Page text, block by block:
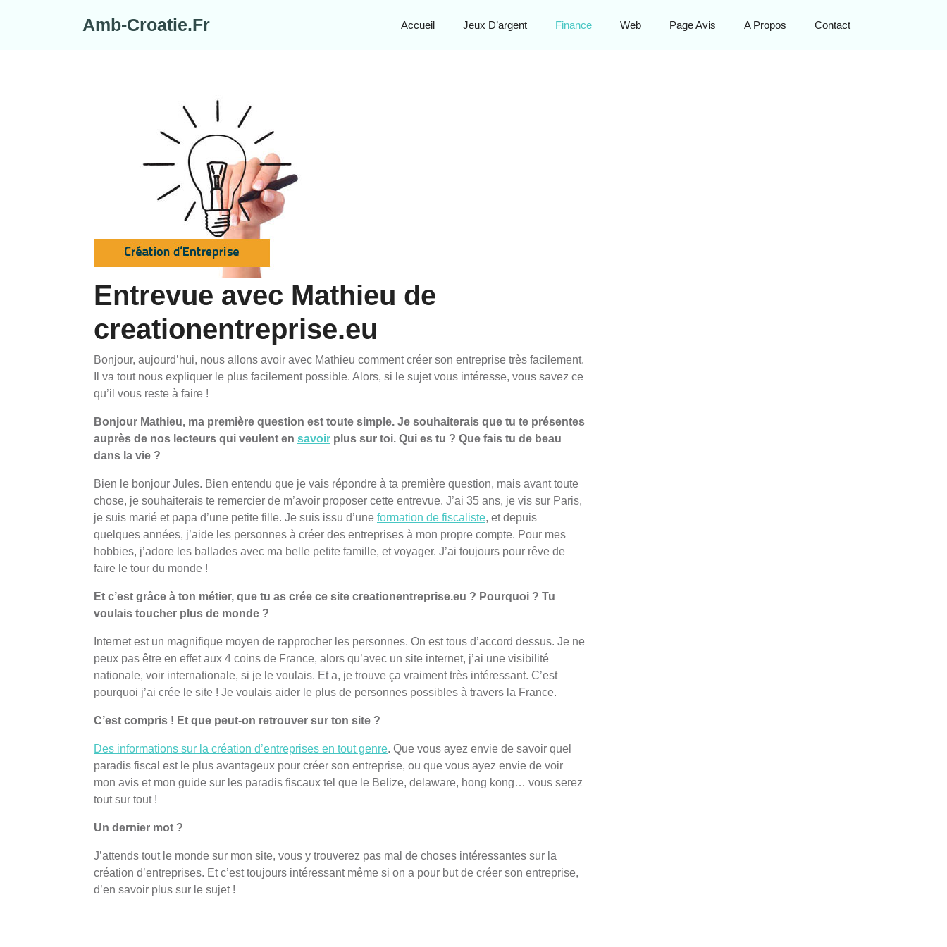
Amb-Croatie.Fr Accueil Jeux D’argent Finance Web Page Avis A Propos Contact
Entrevue avec Mathieu de
creationentreprise.eu
Bonjour, aujourd’hui, nous allons avoir avec Mathieu comment créer son entreprise très facilement.
Il va tout nous expliquer le plus facilement possible. Alors, si le sujet vous intéresse, vous savez ce
qu’il vous reste à faire !
Bonjour Mathieu, ma première question est toute simple. Je souhaiterais que tu te présentes
auprès de nos lecteurs qui veulent en savoir plus sur toi. Qui es tu ? Que fais tu de beau
dans la vie ?
Bien le bonjour Jules. Bien entendu que je vais répondre à ta première question, mais avant toute
chose, je souhaiterais te remercier de m’avoir proposer cette entrevue. J’ai 35 ans, je vis sur Paris,
je suis marié et papa d’une petite fille. Je suis issu d’une formation de fiscaliste, et depuis
quelques années, j’aide les personnes à créer des entreprises à mon propre compte. Pour mes
hobbies, j’adore les ballades avec ma belle petite famille, et voyager. J’ai toujours pour rêve de
faire le tour du monde !
Et c’est grâce à ton métier, que tu as crée ce site creationentreprise.eu ? Pourquoi ? Tu
voulais toucher plus de monde ?
Internet est un magnifique moyen de rapprocher les personnes. On est tous d’accord dessus. Je ne
peux pas être en effet aux 4 coins de France, alors qu’avec un site internet, j’ai une visibilité
nationale, voir internationale, si je le voulais. Et a, je trouve ça vraiment très intéressant. C’est
pourquoi j’ai crée le site ! Je voulais aider le plus de personnes possibles à travers la France.
C’est compris ! Et que peut-on retrouver sur ton site ?
Des informations sur la création d’entreprises en tout genre. Que vous ayez envie de savoir quel
paradis fiscal est le plus avantageux pour créer son entreprise, ou que vous ayez envie de voir
mon avis et mon guide sur les paradis fiscaux tel que le Belize, delaware, hong kong… vous serez
tout sur tout !
Un dernier mot ?
J’attends tout le monde sur mon site, vous y trouverez pas mal de choses intéressantes sur la
création d’entreprises. Et c’est toujours intéressant même si on a pour but de créer son entreprise,
d’en savoir plus sur le sujet !